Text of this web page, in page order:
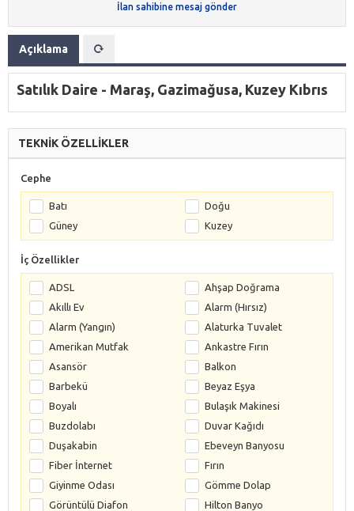
İlan sahibine mesaj gönder
Açıklama
Satılık Daire - Maraş, Gazimağusa, Kuzey Kıbrıs
TEKNİK ÖZELLİKLER
Cephe
Batı
Doğu
Güney
Kuzey
İç Özellikler
ADSL
Ahşap Doğrama
Akıllı Ev
Alarm (Hırsız)
Alarm (Yangın)
Alaturka Tuvalet
Amerikan Mutfak
Ankastre Fırın
Asansör
Balkon
Barbekü
Beyaz Eşya
Boyalı
Bulaşık Makinesi
Buzdolabı
Duvar Kağıdı
Duşakabin
Ebeveyn Banyosu
Fiber İnternet
Fırın
Giyinme Odası
Gömme Dolap
Görüntülü Diafon
Hilton Banyo